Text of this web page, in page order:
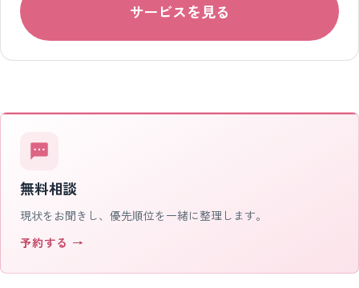
サービスを見る
無料相談
現状をお聞きし、優先順位を一緒に整理します。
予約する →